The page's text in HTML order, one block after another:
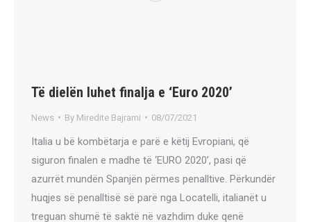
Të dielën luhet finalja e ‘Euro 2020’
News By Miredite Bajrami 08/07/2021
Italia u bë kombëtarja e parë e këtij Evropiani, që
siguron finalen e madhe të ‘EURO 2020’, pasi që
azurrët mundën Spanjën përmes penalltive. Përkundër
huqjes së penalltisë së parë nga Locatelli, italianët u
treguan shumë të saktë në vazhdim duke qenë